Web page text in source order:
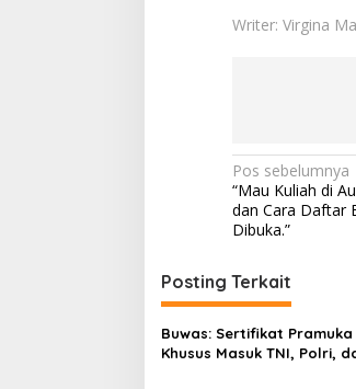
Writer: Virgina
N
a
v
i
g
a
s
Pos sebelumnya
“Mau Kuliah di
dan Cara Daftar
Dibuka.”
Posting Terkait
Buwas: Sertifikat
Khusus Masuk TNI, Polri,